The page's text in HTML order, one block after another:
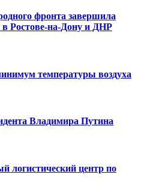
фронта завершила
в Ростове-на-Дону и ДНР
температуры воздуха
Владимира Путина
логистический центр по